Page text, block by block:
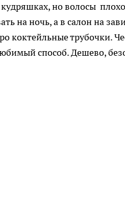
но волосы
на ночь, а в салон на
коктейльные трубочки.
способ. Дешево,